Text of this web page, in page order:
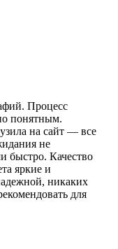
Процесс
понятным.
на сайт — все
не
быстро. Качество
яркие и
никаких
для